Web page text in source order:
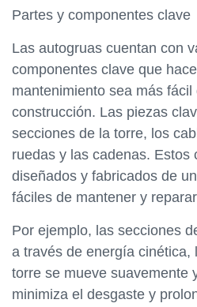
Partes y componentes clave
Las autogruas cuentan con
componentes clave que
mantenimiento sea más
construcción. Las piezas
secciones de la torre, los
ruedas y las cadenas. Estos
diseñados y fabricados de
fáciles de mantener y
Por ejemplo, las secciones
a través de energía cinética,
torre se mueve suavemente
minimiza el desgaste y